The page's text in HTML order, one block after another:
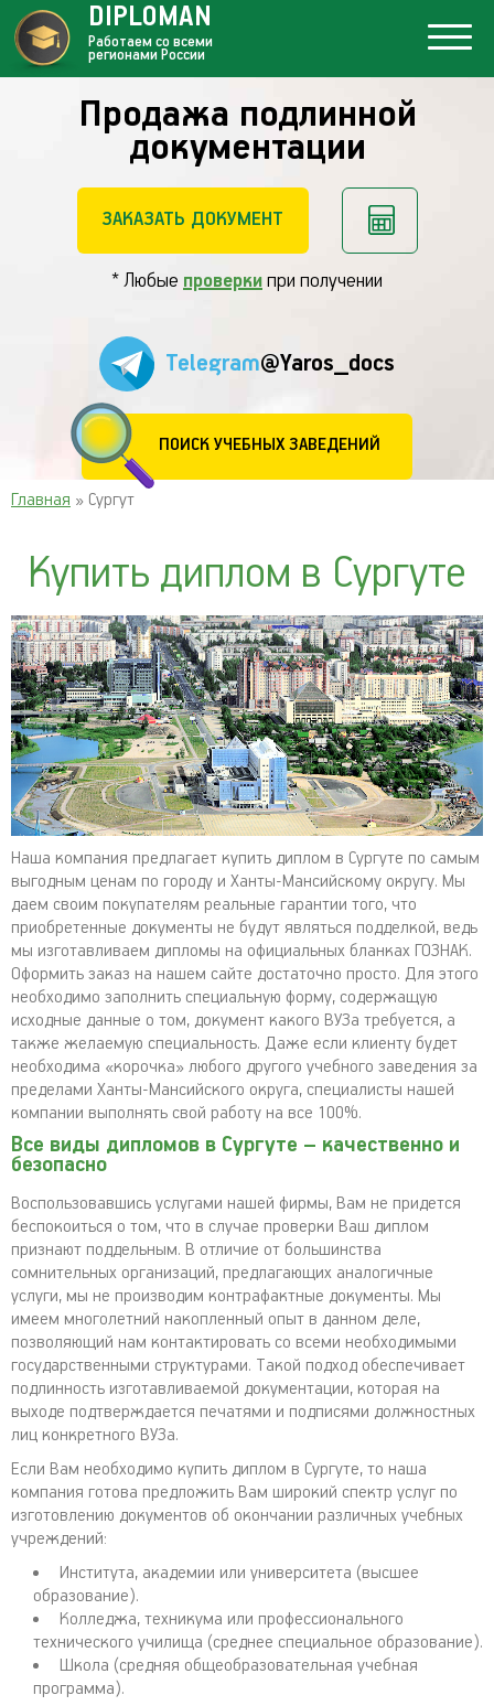
Продажа подлинной
документации
ЗАКАЗАТЬ ДОКУМЕНТ
* Любые проверки при получении
Telegram@Yaros_docs
ПОИСК УЧЕБНЫХ ЗАВЕДЕНИЙ
DIPLOMAN
Работаем со всеми
регионами России
Главная » Сургут
Купить диплом в Сургуте
Наша компания предлагает купить диплом в Сургуте по самым
выгодным ценам по городу и Ханты-Мансийскому округу. Мы
даем своим покупателям реальные гарантии того, что
приобретенные документы не будут являться подделкой, ведь
мы изготавливаем дипломы на официальных бланках ГОЗНАК.
Оформить заказ на нашем сайте достаточно просто. Для этого
необходимо заполнить специальную форму, содержащую
исходные данные о том, документ какого ВУЗа требуется, а
также желаемую специальность. Даже если клиенту будет
необходима «корочка» любого другого учебного заведения за
пределами Ханты-Мансийского округа, специалисты нашей
компании выполнять свой работу на все 100%.
Все виды дипломов в Сургуте – качественно и
безопасно
Воспользовавшись услугами нашей фирмы, Вам не придется
беспокоиться о том, что в случае проверки Ваш диплом
признают поддельным. В отличие от большинства
сомнительных организаций, предлагающих аналогичные
услуги, мы не производим контрафактные документы. Мы
имеем многолетний накопленный опыт в данном деле,
позволяющий нам контактировать со всеми необходимыми
государственными структурами. Такой подход обеспечивает
подлинность изготавливаемой документации, которая на
выходе подтверждается печатями и подписями должностных
лиц конкретного ВУЗа.
Если Вам необходимо купить диплом в Сургуте, то наша
компания готова предложить Вам широкий спектр услуг по
изготовлению документов об окончании различных учебных
учреждений:
Института, академии или университета (высшее
образование).
Колледжа, техникума или профессионального
технического училища (среднее специальное образование).
Школа (средняя общеобразовательная учебная
программа).